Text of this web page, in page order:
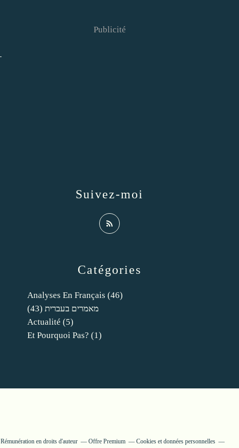
Catégories
Analyses En Français (46)
מאמרים בעברית (43)
Actualité (5)
Et Pourquoi Pas? (1)
Suivez-moi
Publicité
Rémunération en droits d'auteur Offre Premium
Cookies et données personnelles